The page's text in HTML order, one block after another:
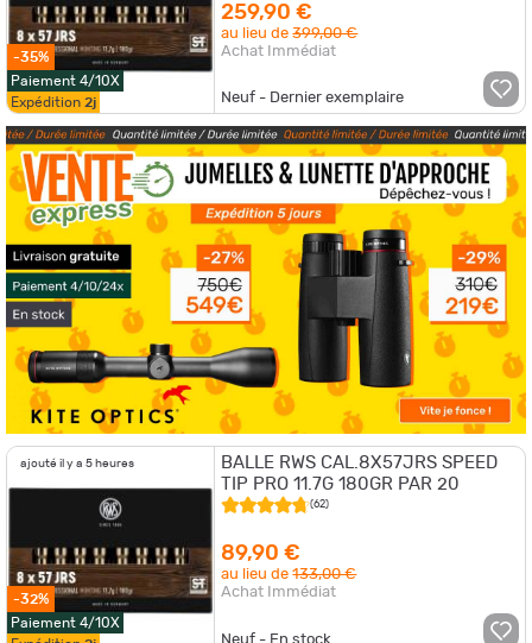
-35%
Paiement 4/10X
Expédition 2j
259,90 €
au lieu de399,00 €
Achat Immédiat
Neuf - Dernier exemplaire
ajouté il y a 5 heures
-32%
Paiement 4/10X
BALLE RWS CAL.8X57JRS SPEED
TIP PRO 11.7G 180GR PAR 20
(62)
89,90 €
au lieu de133,00 €
Achat Immédiat
Neuf - En stock